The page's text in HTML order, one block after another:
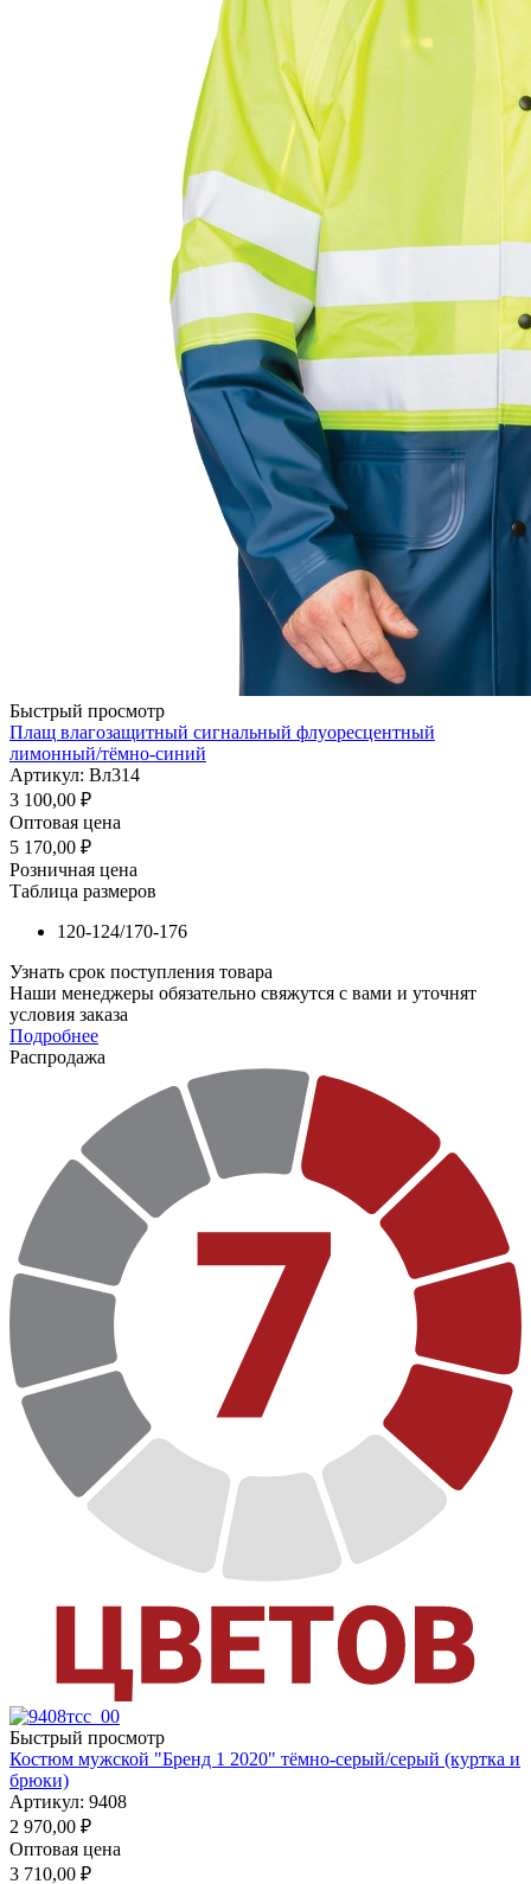
Быстрый просмотр
Плащ влагозащитный сигнальный флуоресцентный
лимонный/тёмно-синий
Артикул: Вл314
3 100,00 ₽
Оптовая цена
5 170,00 ₽
Розничная цена
Таблица размеров
120-124/170-176
Узнать срок поступления товара
Наши менеджеры обязательно свяжутся с вами и уточнят
условия заказа
Подробнее
Распродажа
Быстрый просмотр
Костюм мужской "Бренд 1 2020" тёмно-серый/серый (куртка и
брюки)
Артикул: 9408
2 970,00 ₽
Оптовая цена
3 710,00 ₽